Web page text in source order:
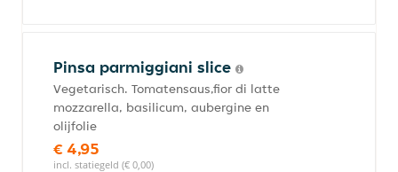
Pinsa parmiggiani slice
Vegetarisch. Tomatensaus,fior di latte
mozzarella, basilicum, aubergine en
olijfolie
€ 4,95
incl. statiegeld (€ 0,00)